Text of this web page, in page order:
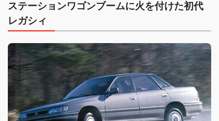
ステーションワゴンブームに火を付けた初代
レガシィ